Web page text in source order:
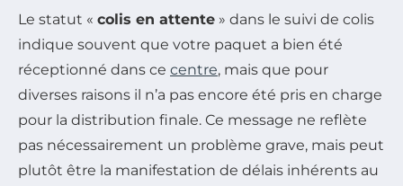
Le statut « colis en attente » dans le suivi de colis
indique souvent que votre paquet a bien été
réceptionné dans ce centre, mais que pour
diverses raisons il n’a pas encore été pris en charge
pour la distribution finale. Ce message ne reflète
pas nécessairement un problème grave, mais peut
plutôt être la manifestation de délais inhérents au